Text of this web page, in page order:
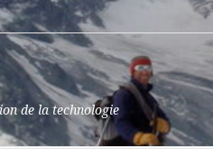
de la technologie